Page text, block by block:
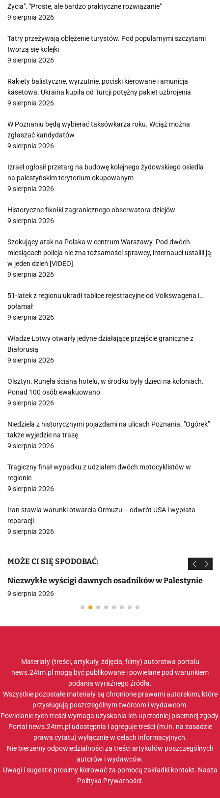
Życia". "Proste, ale bardzo praktyczne rozwiązanie"
9 sierpnia 2026
Tatry przeżywają oblężenie turystów. Pod popularnymi szczytami
tworzą się kolejki
9 sierpnia 2026
Rakiety balistyczne, wyrzutnie, pociski kierowane i amunicja
kasetowa. Ukraina kupiła od Turcji potężny pakiet uzbrojenia
9 sierpnia 2026
W Poznaniu będą wybierać taksówkarza roku. Wciąż można
zgłaszać kandydatów
9 sierpnia 2026
Izrael ogłosił przetarg na budowę kolejnego żydowskiego osiedla
na palestyńskim terytorium okupowanym
9 sierpnia 2026
Historyczne fikołki zagranicznego obserwatora dziejów
9 sierpnia 2026
Szokujący atak na Polaka w centrum Warszawy. Pod dwóch
miesiącach policja nie zna tożsamości sprawcy, internauci ustalili ją
w jeden dzień [VIDEO]
9 sierpnia 2026
51-latek z regionu ukradł tablice rejestracyjne od Volkswagena i…
połamał
9 sierpnia 2026
Władze Łotwy otwarły jedyne działające przejście graniczne z
Białorusią
9 sierpnia 2026
Olsztyn. Runęła ściana hotelu, w środku były dzieci na koloniach.
Ponad 100 osób ewakuowano
9 sierpnia 2026
Niedziela z historycznymi pojazdami na ulicach Poznania. "Ogórek"
także wyjedzie na trasę
9 sierpnia 2026
Tragiczny finał wypadku z udziałem dwóch motocyklistów w
regionie
9 sierpnia 2026
Iran stawia warunki otwarcia Ormuzu – odwrót USA i wypłata
reparacji
9 sierpnia 2026
MOŻE CI SIĘ SPODOBAĆ:
Niezwykłe wyścigi dawnych osadników w Palestynie
9 sierpnia 2026
Materiały (treści, artykuły, zdjęcia, filmy) autorstwa portalu
news.24tm.pl mogą być publikowane i powielane pod warunkiem
podania wyraźnego źródła.
Wszystkie pozostałe materiały są chronione prawami autorskimi, które
przysługują poszczególnym twórcom i wydawcom.
Powielanie tych treści wymaga uzyskania ich uprzedniej pisemnej zgody.
Portal news.24tm.pl udostępnia i agreguje treści (m.in. na zasadzie
prawa cytatu) wyłącznie w celach informacyjnych.
Nie bierzemy odpowiedzialności za treści artykułów poszczególnych
autorów i wydawców.
Uwagi i sugestie prosimy kierować za pomocą zakładki kontakt. Nasza
Polityka Prywatności.